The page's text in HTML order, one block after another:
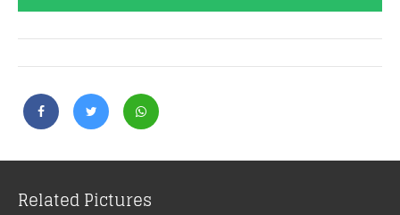
Related Pictures